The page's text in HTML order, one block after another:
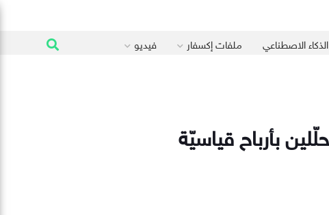
الذكاء الاصطناعي ملفات إكسفار فيديو